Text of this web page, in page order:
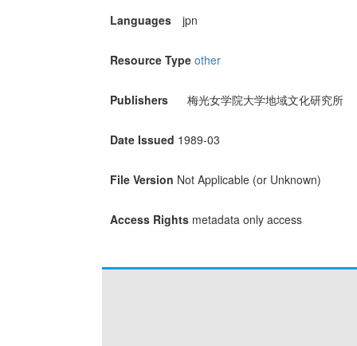
Languages jpn
Resource Type other
Publishers 梅光女学院大学地域文化研究所
Date Issued 1989-03
File Version Not Applicable (or Unknown)
Access Rights metadata only access